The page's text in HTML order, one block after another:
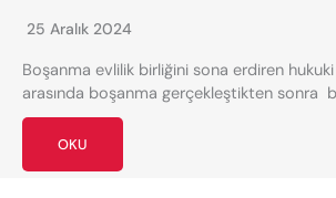
25 Aralık 2024
Boşanma evlilik birliğini sona erdiren
arasında boşanma gerçekleştikten sonra
OKU